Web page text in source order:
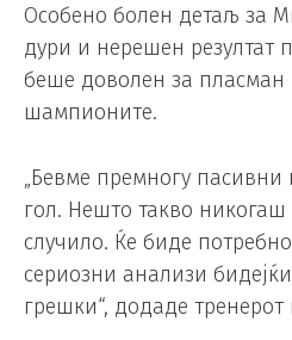
Особено болен детаљ за
дури и нерешен резултат
беше доволен за пласман
шампионите.
„Бевме премногу пасивни
гол. Нешто такво
случило. Ќе биде
сериозни анализи
грешки“, додаде тренерот